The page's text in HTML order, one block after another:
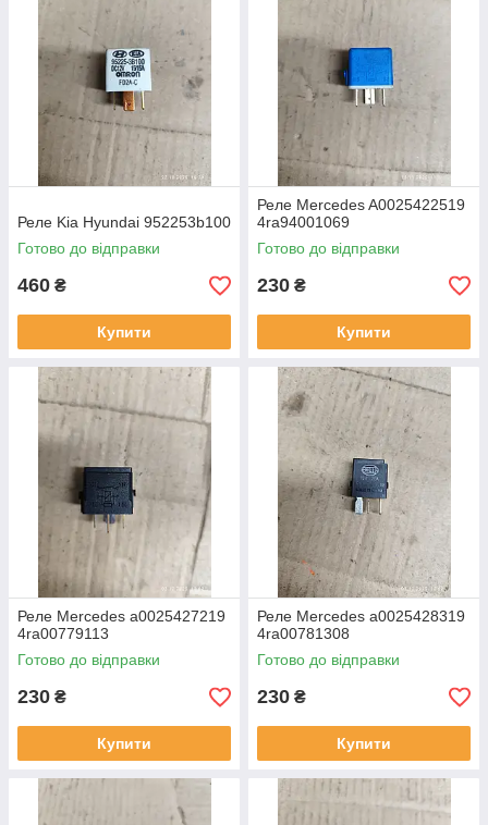
Реле Kia Hyundai 952253b100
Готово до відправки
460 ₴
Купити
Реле Mercedes A0025422519
4ra94001069
Готово до відправки
230 ₴
Купити
Реле Mercedes a0025427219
4ra00779113
Готово до відправки
230 ₴
Купити
Реле Mercedes a0025428319
4ra00781308
Готово до відправки
230 ₴
Купити